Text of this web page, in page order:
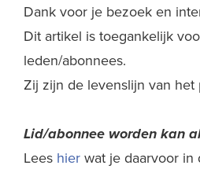
Dank voor je bezoek en
Dit artikel is toegankelijk
leden/abonnees.
Zij zijn de levenslijn van
Lid/abonnee worden kan
Lees hierwat je daarvoor in